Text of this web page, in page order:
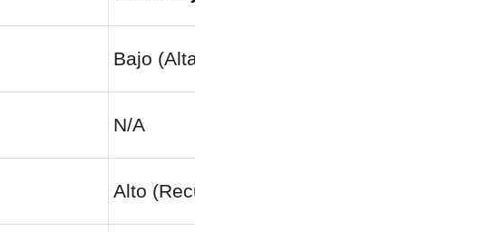
Bajo (Alta Evaporación)
N/A
Alto (Recubrimiento/Pintura)